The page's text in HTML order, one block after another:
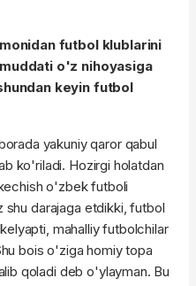
futbol klublarini
o'z nihoyasiga
keyin futbol
yakuniy qaror qabul
ko'riladi. Hozirgi holatdan
o'zbek futboli
shu darajaga etdikki, futbol
mahalliy futbolchilar
bois o'ziga homiy topa
qoladi deb o'ylayman. Bu